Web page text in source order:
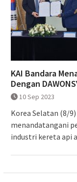
KAI Bandara
Dengan
10 Sep 2023
Korea Selatan (8/
menandatangani
industri kereta api